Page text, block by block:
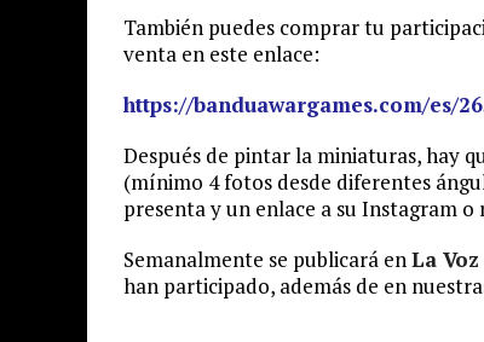
También puedes comprar tu
venta en este enlace:
https://banduawargames.com/es/
Después de pintar la miniaturas, hay
(mínimo 4 fotos desde diferentes
presenta y un enlace a su Instagram
Semanalmente se publicará enLa
han participado, además de en